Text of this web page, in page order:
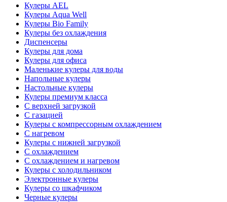
Кулеры AEL
Кулеры Aqua Well
Кулеры Bio Family
Кулеры без охлаждения
Диспенсеры
Кулеры для дома
Кулеры для офиса
Маленькие кулеры для воды
Напольные кулеры
Настольные кулеры
Кулеры премиум класса
С верхней загрузкой
С газацией
Кулеры с компрессорным охлаждением
С нагревом
Кулеры с нижней загрузкой
С охлаждением
С охлаждением и нагревом
Кулеры с холодильником
Электронные кулеры
Кулеры со шкафчиком
Черные кулеры